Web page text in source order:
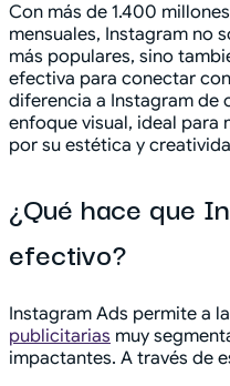
Con más de 1.400
mensuales, Instagram no
más populares, sino
efectiva para conectar
diferencia a Instagram de
enfoque visual, ideal para
por su estética y
¿Qué hace que
efectivo?
Instagram Ads permite a
publicitarias muy
impactantes. A través de